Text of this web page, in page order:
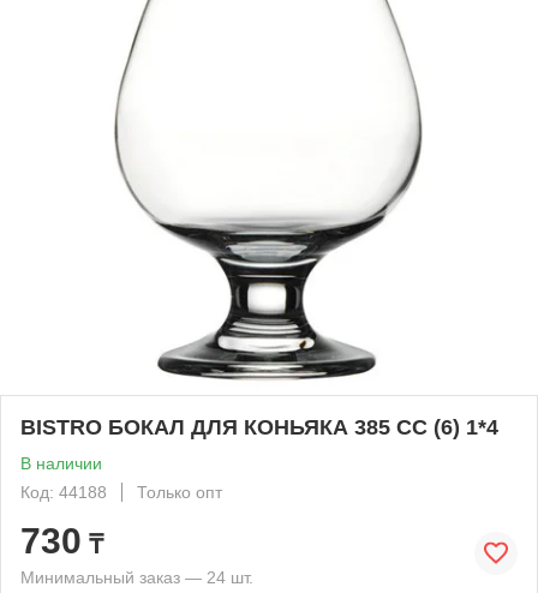
BISTRO БОКАЛ ДЛЯ КОНЬЯКА 385 СС (6) 1*4
В наличии
Код: 44188
Только опт
730 ₸
Минимальный заказ — 24 шт.